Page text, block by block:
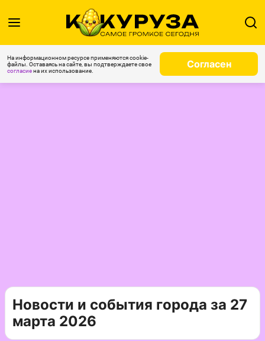
На информационном ресурсе применяются cookie-
файлы. Оставаясь на сайте, вы подтверждаете свое
согласиена их использование.
Согласен
Новости и события города за 27
марта 2026